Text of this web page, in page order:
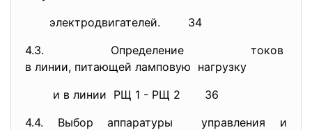
электродвигателей. 34
4.3. Определение токов
в линии, питающей ламповую нагрузку
и в линии РЩ 1 - РЩ 2 36
4.4. Выбор аппаратуры управления и